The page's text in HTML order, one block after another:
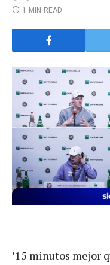
1 MIN READ
’15 minutos mejor